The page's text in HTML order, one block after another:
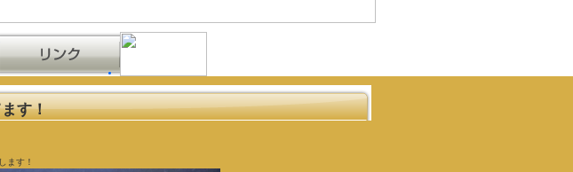
す！
ます！